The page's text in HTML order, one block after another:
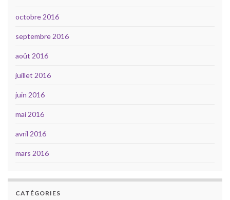
octobre 2016
septembre 2016
août 2016
juillet 2016
juin 2016
mai 2016
avril 2016
mars 2016
CATÉGORIES